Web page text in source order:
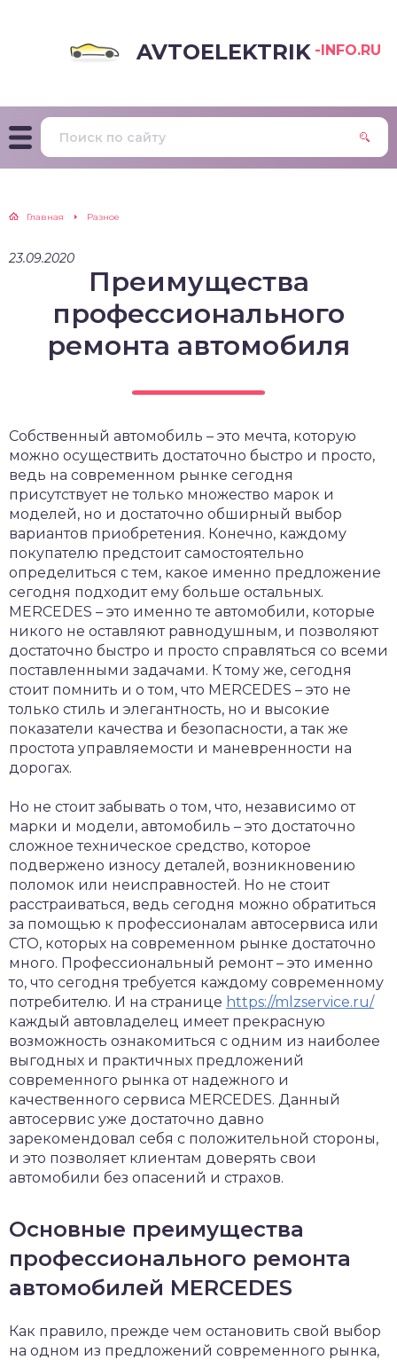
AVTOELEKTRIK -INFO.RU
Главная Разное
23.09.2020
Преимущества
профессионального
ремонта автомобиля
Собственный автомобиль – это мечта, которую
можно осуществить достаточно быстро и просто,
ведь на современном рынке сегодня
присутствует не только множество марок и
моделей, но и достаточно обширный выбор
вариантов приобретения. Конечно, каждому
покупателю предстоит самостоятельно
определиться с тем, какое именно предложение
сегодня подходит ему больше остальных.
MERCEDES – это именно те автомобили, которые
никого не оставляют равнодушным, и позволяют
достаточно быстро и просто справляться со всеми
поставленными задачами. К тому же, сегодня
стоит помнить и о том, что MERCEDES – это не
только стиль и элегантность, но и высокие
показатели качества и безопасности, а так же
простота управляемости и маневренности на
дорогах.
Но не стоит забывать о том, что, независимо от
марки и модели, автомобиль – это достаточно
сложное техническое средство, которое
подвержено износу деталей, возникновению
поломок или неисправностей. Но не стоит
расстраиваться, ведь сегодня можно обратиться
за помощью к профессионалам автосервиса или
СТО, которых на современном рынке достаточно
много. Профессиональный ремонт – это именно
то, что сегодня требуется каждому современному
потребителю. И на странице https://mlzservice.ru/
каждый автовладелец имеет прекрасную
возможность ознакомиться с одним из наиболее
выгодных и практичных предложений
современного рынка от надежного и
качественного сервиса MERCEDES. Данный
автосервис уже достаточно давно
зарекомендовал себя с положительной стороны,
и это позволяет клиентам доверять свои
автомобили без опасений и страхов.
Основные преимущества
профессионального ремонта
автомобилей MERCEDES
Как правило, прежде чем остановить свой выбор
на одном из предложений современного рынка,